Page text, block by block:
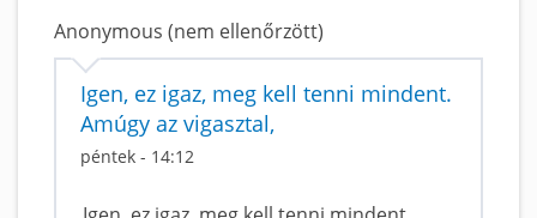
Anonymous (nem ellenőrzött)
Igen, ez igaz, meg kell tenni mindent.
Amúgy az vigasztal,
péntek - 14:12